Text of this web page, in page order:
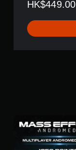
HK$449.00